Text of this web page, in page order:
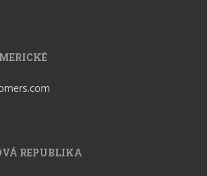
REPUBLIKA